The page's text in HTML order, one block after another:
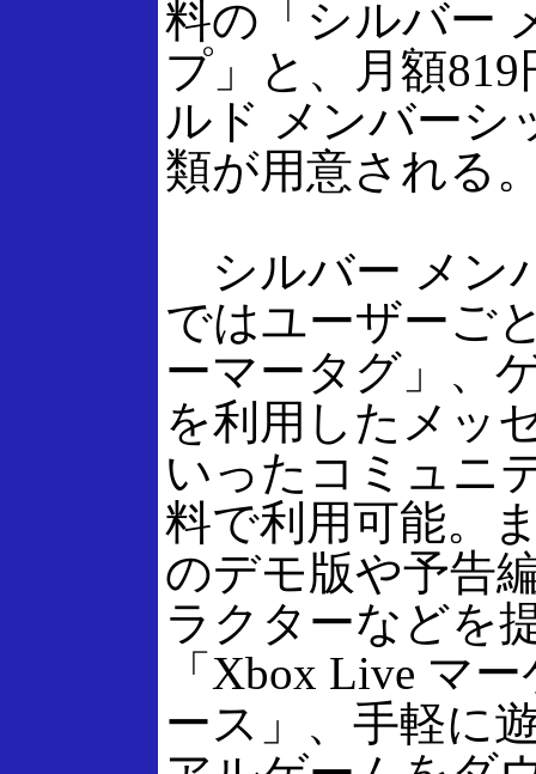
料の「シルバー
プ」と、月額
ルド メンバーシ
類が用意される
シルバー メン
ではユーザーご
ーマータグ」、
を利用したメッ
いったコミュニ
料で利用可能。
のデモ版や予告
ラクターなどを
「Xbox Live マ
ース」、手軽に